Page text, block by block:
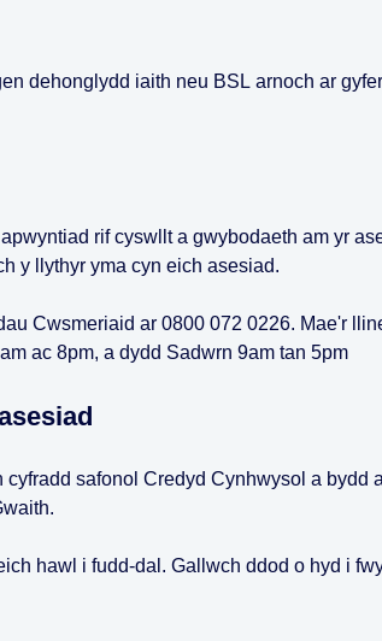
dehonglydd iaith neu BSL arnoch ar
rif cyswllt a gwybodaeth am yr
y llythyr yma cyn eich asesiad.
Cwsmeriaid ar 0800 072 0226. Mae'r
ac 8pm, a dydd Sadwrn 9am tan 5pm
safonol Credyd Cynhwysol a bydd
hawl i fudd-dal. Gallwch ddod o hyd i